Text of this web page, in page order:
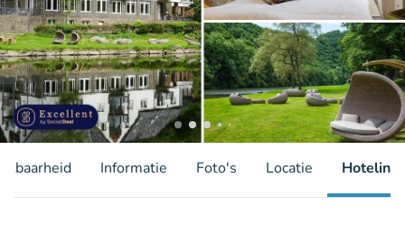
Informatie Foto's Locatie Hotelinfo